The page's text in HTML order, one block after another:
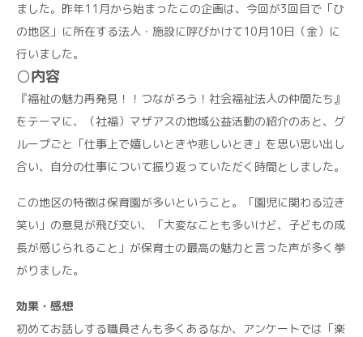
ました。昨年11月から始まったこの企画は、今回が3回目で「ひ
の地区」に所在する法人・施設に呼びかけて10月10日（金）に
行いました。
○内容
『福祉の魅力再発見！！つながろう！社会福祉法人の仲間たち』
をテーマに、（社福）マザアスの地域公益活動の紹介のあと、グ
ループごと「仕事上で嬉しいときや悲しいとき」を思い思い出し
合い、自分の仕事について振り返っていただく時間としました。
この地区の特徴は保育園が多いということ。「園児に関わる泣き
笑い」の意見が飛び交い、「大変なことも多いけど、子どもの成
長が感じられること」が保育士の最高の魅力と言った声が多く挙
がりました。
効果・感想
初めてお話しする職員さんも多くあるなか、アンケートでは「楽